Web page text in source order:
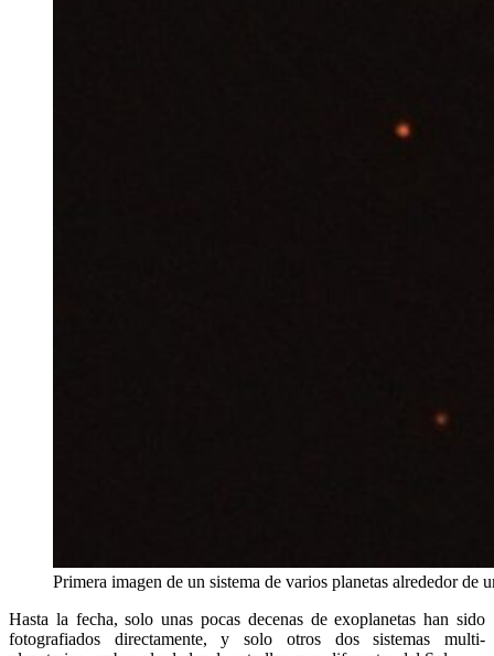
Primera imagen de un sistema de varios planetas alrededor de
Hasta la fecha, solo unas pocas decenas de exoplanetas han sido
fotografiados directamente, y solo otros dos sistemas multi-